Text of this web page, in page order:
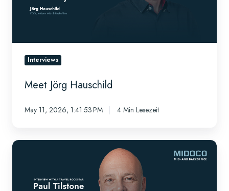
Interviews
Meet Jörg Hauschild
May 11, 2026, 1:41:53 PM 4 Min Lesezeit
Interview
Rockstar